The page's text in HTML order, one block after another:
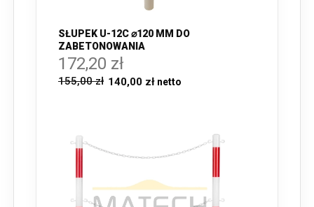
SŁUPEK U-12C ⌀120 MM DO
ZABETONOWANIA
172,20 zł
140,00 zł
155,00 zł